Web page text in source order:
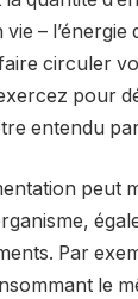
–
circuler
pour
entendu
peut
Par
le